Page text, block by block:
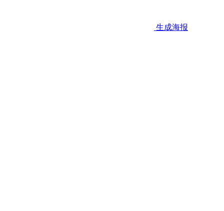
生成海报